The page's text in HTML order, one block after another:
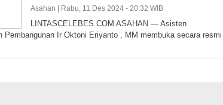
Asahan | Rabu, 11 Des 2024 - 20:32 WIB
LINTASCELEBES.COM ASAHAN — Asisten
Pembangunan Ir Oktoni Eriyanto , MM membuka secara resmi